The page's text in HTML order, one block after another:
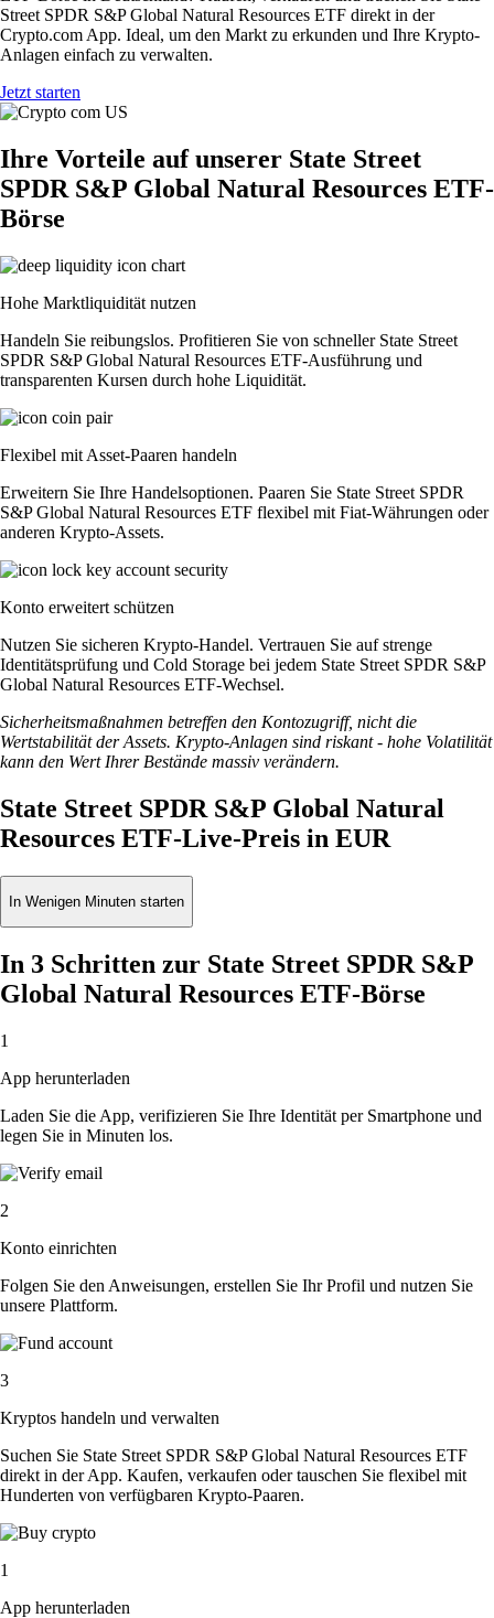
Street SPDR S&P Global Natural Resources ETF direkt in der
Crypto.com App. Ideal, um den Markt zu erkunden und Ihre Krypto-
Anlagen einfach zu verwalten.
Jetzt starten
Ihre Vorteile auf unserer State Street
SPDR S&P Global Natural Resources ETF-
Börse
Hohe Marktliquidität nutzen
Handeln Sie reibungslos. Profitieren Sie von schneller State Street
SPDR S&P Global Natural Resources ETF-Ausführung und
transparenten Kursen durch hohe Liquidität.
Flexibel mit Asset-Paaren handeln
Erweitern Sie Ihre Handelsoptionen. Paaren Sie State Street SPDR
S&P Global Natural Resources ETF flexibel mit Fiat-Währungen oder
anderen Krypto-Assets.
Konto erweitert schützen
Nutzen Sie sicheren Krypto-Handel. Vertrauen Sie auf strenge
Identitätsprüfung und Cold Storage bei jedem State Street SPDR S&P
Global Natural Resources ETF-Wechsel.
Sicherheitsmaßnahmen betreffen den Kontozugriff, nicht die
Wertstabilität der Assets. Krypto-Anlagen sind riskant - hohe Volatilität
kann den Wert Ihrer Bestände massiv verändern.
State Street SPDR S&P Global Natural
Resources ETF-Live-Preis in EUR
In Wenigen Minuten starten
In 3 Schritten zur State Street SPDR S&P
Global Natural Resources ETF-Börse
1
App herunterladen
Laden Sie die App, verifizieren Sie Ihre Identität per Smartphone und
legen Sie in Minuten los.
2
Konto einrichten
Folgen Sie den Anweisungen, erstellen Sie Ihr Profil und nutzen Sie
unsere Plattform.
3
Kryptos handeln und verwalten
Suchen Sie State Street SPDR S&P Global Natural Resources ETF
direkt in der App. Kaufen, verkaufen oder tauschen Sie flexibel mit
Hunderten von verfügbaren Krypto-Paaren.
1
App herunterladen